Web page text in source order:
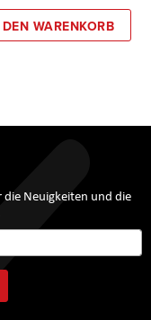
WARENKORB
Neuigkeiten und die